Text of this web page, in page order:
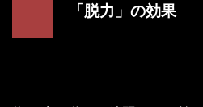
「脱力」の効果